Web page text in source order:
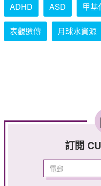
ADHD ASD 甲基
表觀遺傳 月球水資源
訂閱